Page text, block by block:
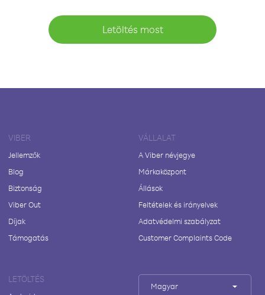
Letöltés most
VIBER
Jellemzők
Blog
Biztonság
Viber Out
Díjak
Támogatás
VÁLLALAT
A Viber névjegye
Márkaközpont
Állások
Feltételek és irányelvek
Adatvédelmi szabályzat
Customer Complaints Code
LETÖLTÉS
Magyar